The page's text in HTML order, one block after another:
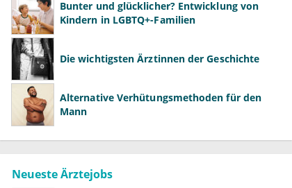
Bunter und glücklicher? Entwicklung von
Kindern in LGBTQ+-Familien
Die wichtigsten Ärztinnen der Geschichte
Alternative Verhütungsmethoden für den
Mann
Neueste Ärztejobs